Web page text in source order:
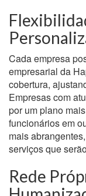
Cada empresa
empresarial da
cobertura,
Empresas com
por um plano
funcionários em
mais
serviços que
Rede